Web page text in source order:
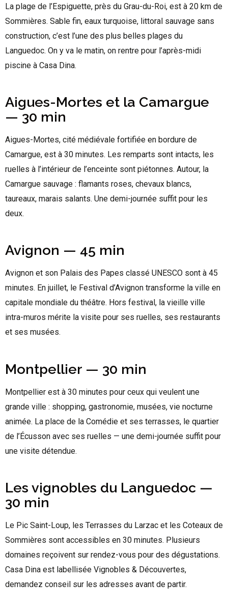
La plage de l’Espiguette, près du Grau-du-Roi, est à 20 km de
Sommières. Sable fin, eaux turquoise, littoral sauvage sans
construction, c’est l’une des plus belles plages du
Languedoc. On y va le matin, on rentre pour l’après-midi
piscine à Casa Dina.
Aigues-Mortes et la Camargue
— 30 min
Aigues-Mortes, cité médiévale fortifiée en bordure de
Camargue, est à 30 minutes. Les remparts sont intacts, les
ruelles à l’intérieur de l’enceinte sont piétonnes. Autour, la
Camargue sauvage : flamants roses, chevaux blancs,
taureaux, marais salants. Une demi-journée suffit pour les
deux.
Avignon — 45 min
Avignon et son Palais des Papes classé UNESCO sont à 45
minutes. En juillet, le Festival d’Avignon transforme la ville en
capitale mondiale du théâtre. Hors festival, la vieille ville
intra-muros mérite la visite pour ses ruelles, ses restaurants
et ses musées.
Montpellier — 30 min
Montpellier est à 30 minutes pour ceux qui veulent une
grande ville : shopping, gastronomie, musées, vie nocturne
animée. La place de la Comédie et ses terrasses, le quartier
de l’Écusson avec ses ruelles — une demi-journée suffit pour
une visite détendue.
Les vignobles du Languedoc —
30 min
Le Pic Saint-Loup, les Terrasses du Larzac et les Coteaux de
Sommières sont accessibles en 30 minutes. Plusieurs
domaines reçoivent sur rendez-vous pour des dégustations.
Casa Dina est labellisée Vignobles & Découvertes,
demandez conseil sur les adresses avant de partir.